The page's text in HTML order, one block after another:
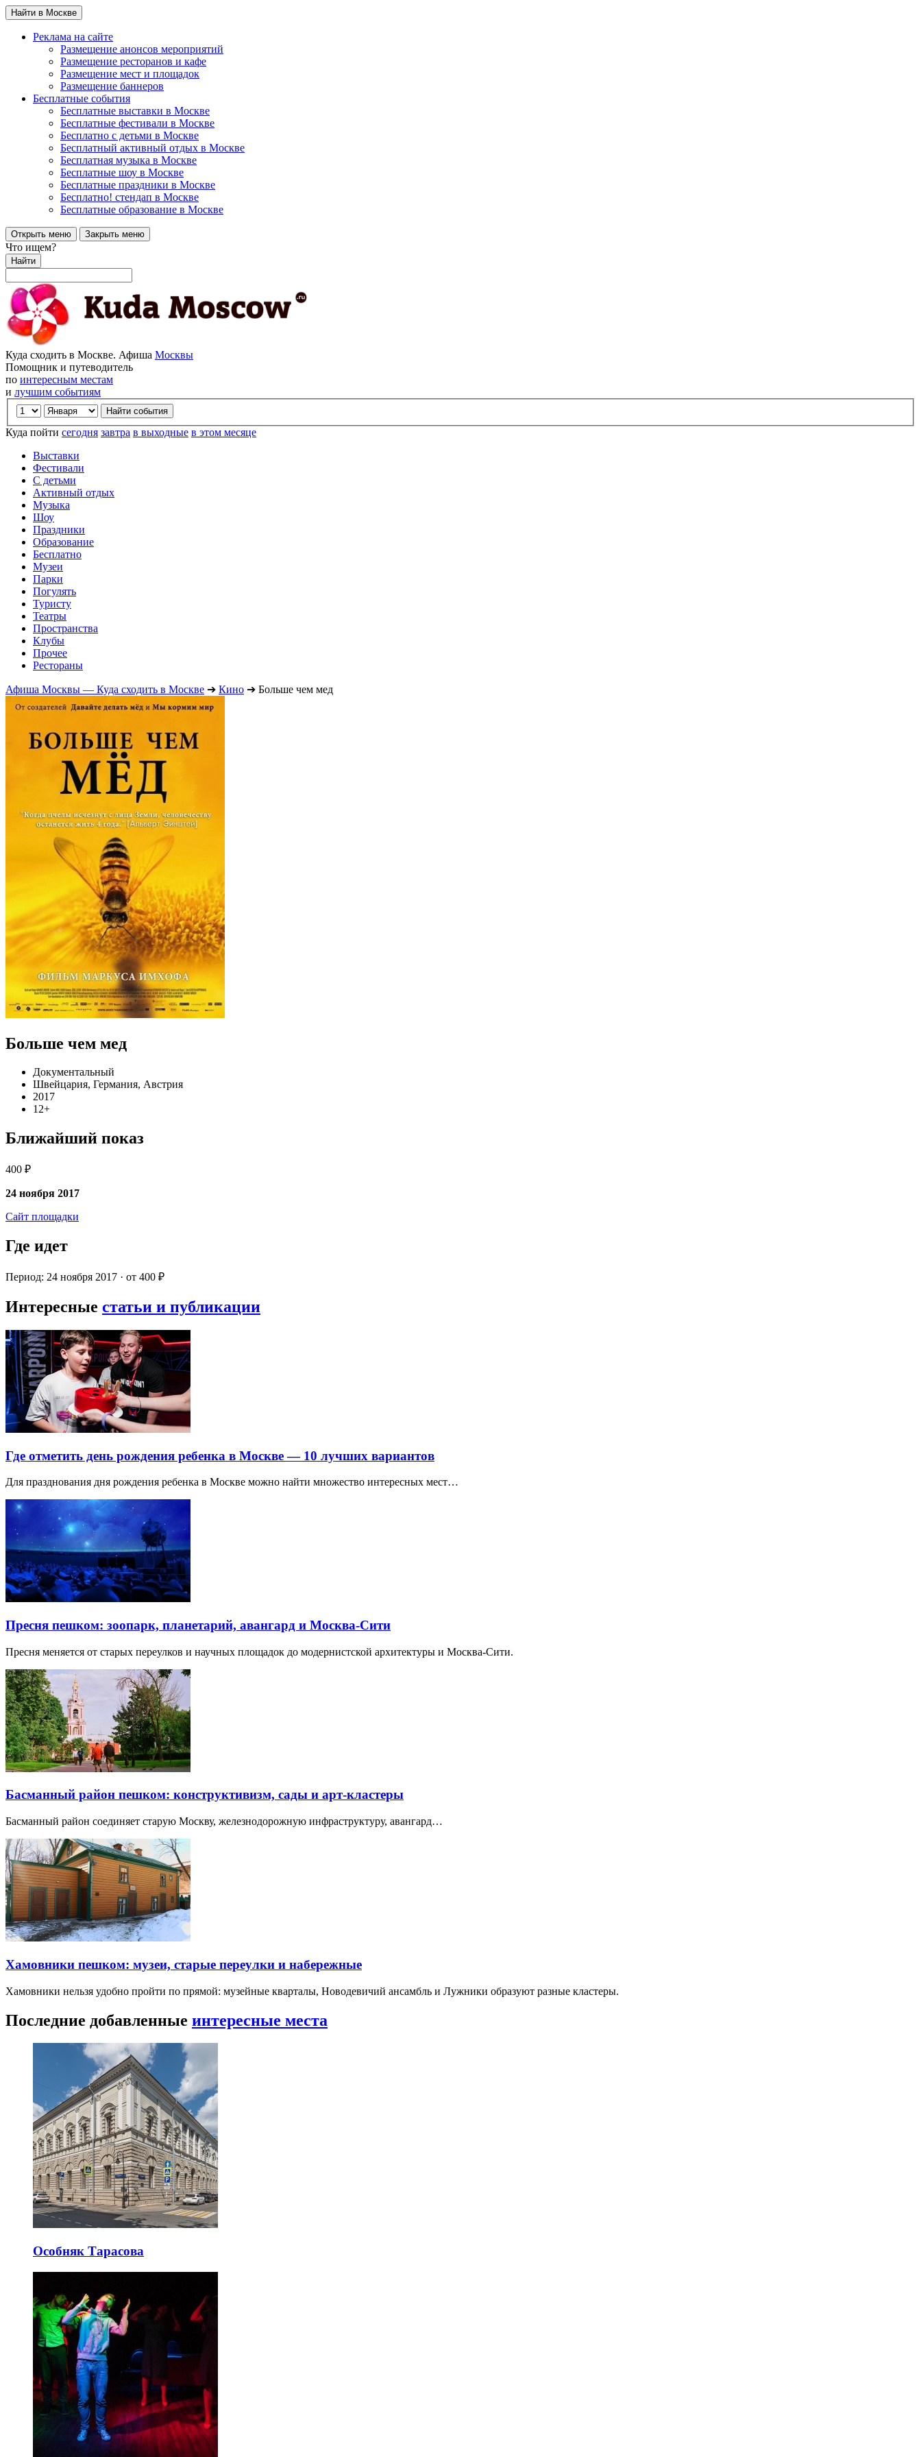
Найти в Москве
Реклама на сайте
Размещение анонсов мероприятий
Размещение ресторанов и кафе
Размещение мест и площадок
Размещение баннеров
Бесплатные события
Бесплатные выставки в Москве
Бесплатные фестивали в Москве
Бесплатно с детьми в Москве
Бесплатный активный отдых в Москве
Бесплатная музыка в Москве
Бесплатные шоу в Москве
Бесплатные праздники в Москве
Бесплатно! стендап в Москве
Бесплатные образование в Москве
Открыть меню Закрыть меню
Что ищем?
Найти
Куда сходить в Москве. Афиша Москвы
Помощник и путеводитель
по интересным местам
и лучшим событиям
Куда пойти сегодня завтра в выходные в этом месяце
Выставки
Фестивали
С детьми
Активный отдых
Музыка
Шоу
Праздники
Образование
Бесплатно
Музеи
Парки
Погулять
Туристу
Театры
Пространства
Клубы
Прочее
Рестораны
Афиша Москвы — Куда сходить в Москве ➔ Кино ➔ Больше чем мед
Больше чем мед
Документальный
Швейцария, Германия, Австрия
2017
12+
Ближайший показ
400 ₽
24 ноября 2017
Сайт площадки
Где идет
Период: 24 ноября 2017 · от 400 ₽
Интересные статьи и публикации
Где отметить день рождения ребенка в Москве — 10 лучших вариантов
Для празднования дня рождения ребенка в Москве можно найти множество интересных мест…
Пресня пешком: зоопарк, планетарий, авангард и Москва-Сити
Пресня меняется от старых переулков и научных площадок до модернистской архитектуры и Москва-Сити.
Басманный район пешком: конструктивизм, сады и арт-кластеры
Басманный район соединяет старую Москву, железнодорожную инфраструктуру, авангард…
Хамовники пешком: музеи, старые переулки и набережные
Хамовники нельзя удобно пройти по прямой: музейные кварталы, Новодевичий ансамбль и Лужники образуют разные кластеры.
Последние добавленные интересные места
Особняк Тарасова